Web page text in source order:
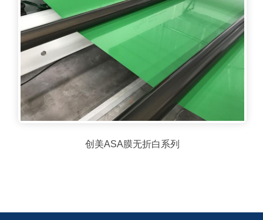
创美ASA膜无折白系列